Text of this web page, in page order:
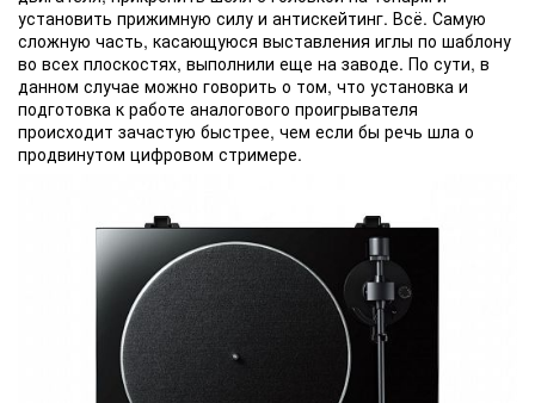
установить прижимную силу и антискейтинг. Всё. Самую
сложную часть, касающуюся выставления иглы по шаблону
во всех плоскостях, выполнили еще на заводе. По сути, в
данном случае можно говорить о том, что установка и
подготовка к работе аналогового проигрывателя
происходит зачастую быстрее, чем если бы речь шла о
продвинутом цифровом стримере.